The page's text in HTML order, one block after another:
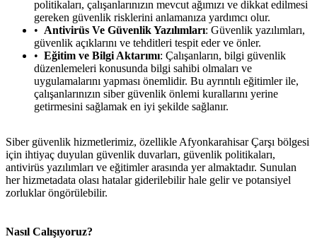
politikaları, çalışanlarınızın mevcut ağımızı ve dikkat edilmesi
gereken güvenlik risklerini anlamanıza yardımcı olur.
Antivirüs Ve Güvenlik Yazılımları: Güvenlik yazılımları,
güvenlik açıklarını ve tehditleri tespit eder ve önler.
Eğitim ve Bilgi Aktarımı: Çalışanların, bilgi güvenlik
düzenlemeleri konusunda bilgi sahibi olmaları ve
uygulamalarını yapması önemlidir. Bu ayrıntılı eğitimler ile,
çalışanlarınızın siber güvenlik önlemi kurallarını yerine
getirmesini sağlamak en iyi şekilde sağlanır.
Siber güvenlik hizmetlerimiz, özellikle Afyonkarahisar Çarşı bölgesi
için ihtiyaç duyulan güvenlik duvarları, güvenlik politikaları,
antivirüs yazılımları ve eğitimler arasında yer almaktadır. Sunulan
her hizmetadata olası hatalar giderilebilir hale gelir ve potansiyel
zorluklar öngörülebilir.
Nasıl Calışıyoruz?